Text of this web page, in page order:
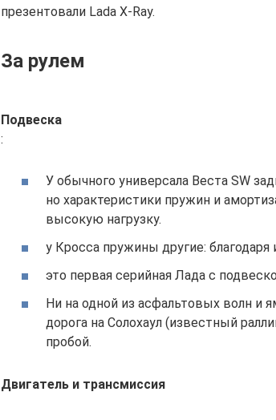
презентовали Lada X-Ray.
За рулем
Подвеска
:
У обычного универсала Веста SW
но характеристики пружин и
высокую нагрузку.
у Кросса пружины другие:
это первая серийная Лада с
Ни на одной из асфальтовых волн и
дорога на Солохаул (известный
пробой.
Двигатель и трансмиссия